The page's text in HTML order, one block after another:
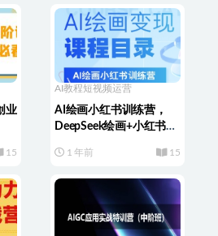
业
15
AI教程短视频运营
AI绘画小红书训练营，
DeepSeek绘画+小红书自
1 年前 15